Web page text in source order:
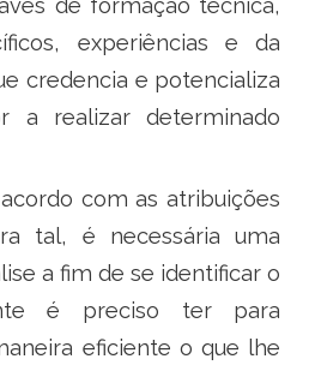
de formação técnica,
experiências e da
credencia e potencializa
a realizar determinado
com as atribuições
tal, é necessária uma
a fim de se identificar o
é preciso ter para
eficiente o que lhe